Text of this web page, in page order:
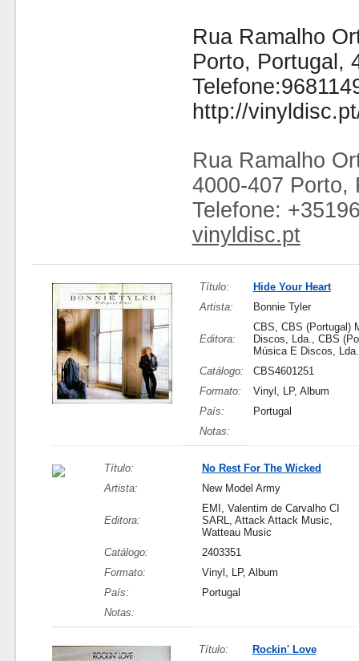
Rua Ramalho
Porto, Portugal,
http://
Rua Ramalho
4000-407 Porto,
Telefone:
vinyldisc.pt
Título:
Hide Your Heart
Artista:
Bonnie Tyler
Editora:
CBS, CBS (Portugal)
Discos, Lda., CBS
Música E Discos, Lda.
Catálogo:
CBS4601251
Formato:
Vinyl, LP, Album
País:
Portugal
Notas:
Título:
No Rest For The Wicked
Artista:
New Model Army
Editora:
EMI, Valentim de Carvalho CI
SARL, Attack Attack Music,
Watteau Music
Catálogo:
2403351
Formato:
Vinyl, LP, Album
País:
Portugal
Notas:
Título:
Rockin' Love